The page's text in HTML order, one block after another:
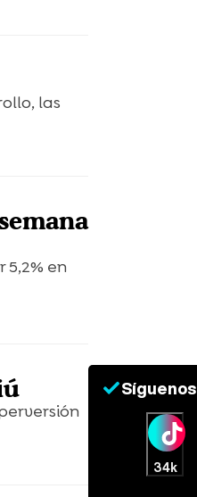
las
en
Síguenos
34k